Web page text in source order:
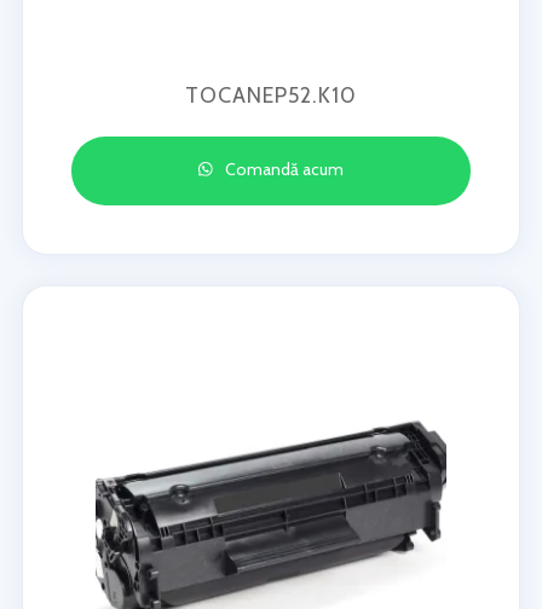
TOCANEP52.K10
Comandă acum